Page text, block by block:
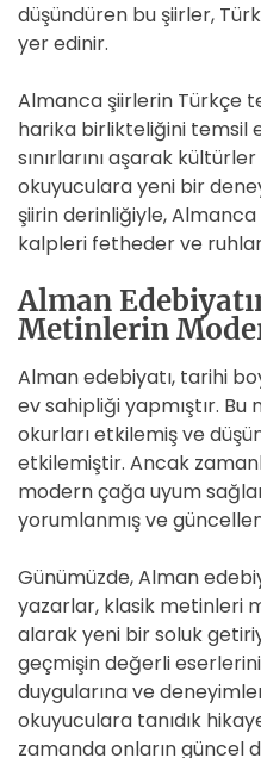
düşündüren bu şiirler,
yer edinir.
Almanca şiirlerin Türkçe
harika birlikteliğini temsil
sınırlarını aşarak
okuyuculara yeni bir
şiirin derinliğiyle,
kalpleri fetheder ve
Alman
Metinlerin
Alman edebiyatı, tarihi
ev sahipliği yapmıştır.
okurları etkilemiş ve
etkilemiştir. Ancak
modern çağa uyum
yorumlanmış ve
Günümüzde, Alman
yazarlar, klasik metinleri
alarak yeni bir soluk
geçmişin değerli
duygularına ve
okuyuculara tanıdık
zamanda onların güncel